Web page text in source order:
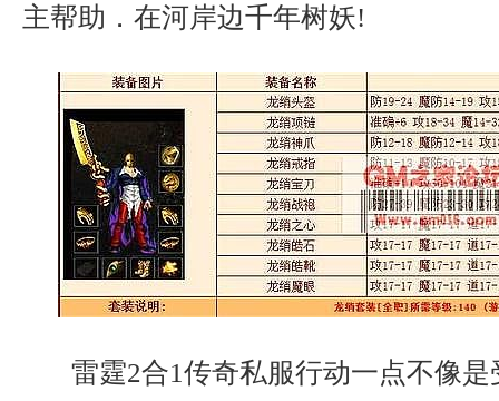
主帮助．在河岸边千年树妖!
雷霆2合1传奇私服行动一点不像